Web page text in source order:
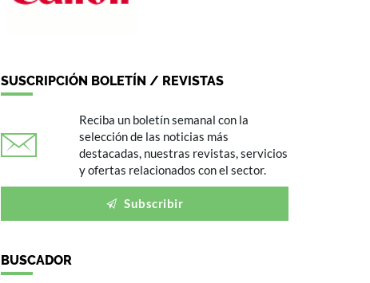
SUSCRIPCIÓN BOLETÍN / REVISTAS
Reciba un boletín semanal con la
selección de las noticias más
destacadas, nuestras revistas, servicios
y ofertas relacionados con el sector.
Subscribir
BUSCADOR